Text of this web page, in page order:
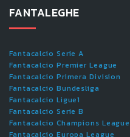
FANTALEGHE
Fantacalcio Serie A
Fantacalcio Premier League
Fantacalcio Primera Division
Fantacalcio Bundesliga
Fantacalcio Ligue1
Fantacalcio Serie B
Fantacalcio Champions League
Fantacalcio Europa League